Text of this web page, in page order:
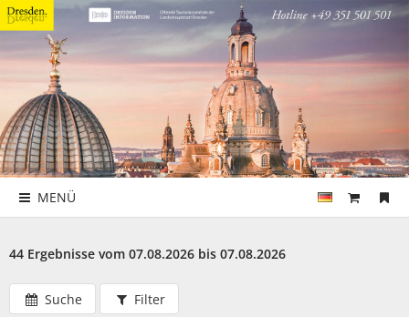
MENÜ
44 Ergebnisse vom 07.08.2026 bis 07.08.2026
Suche Filter